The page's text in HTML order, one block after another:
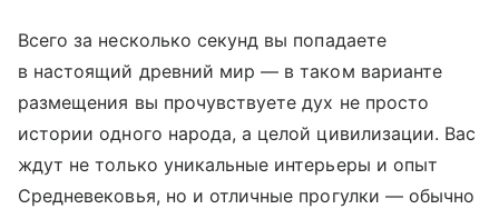
Всего за несколько секунд вы попадаете
в настоящий древний мир — в таком варианте
размещения вы прочувствуете дух не просто
истории одного народа, а целой цивилизации. Вас
ждут не только уникальные интерьеры и опыт
Средневековья, но и отличные прогулки — обычно